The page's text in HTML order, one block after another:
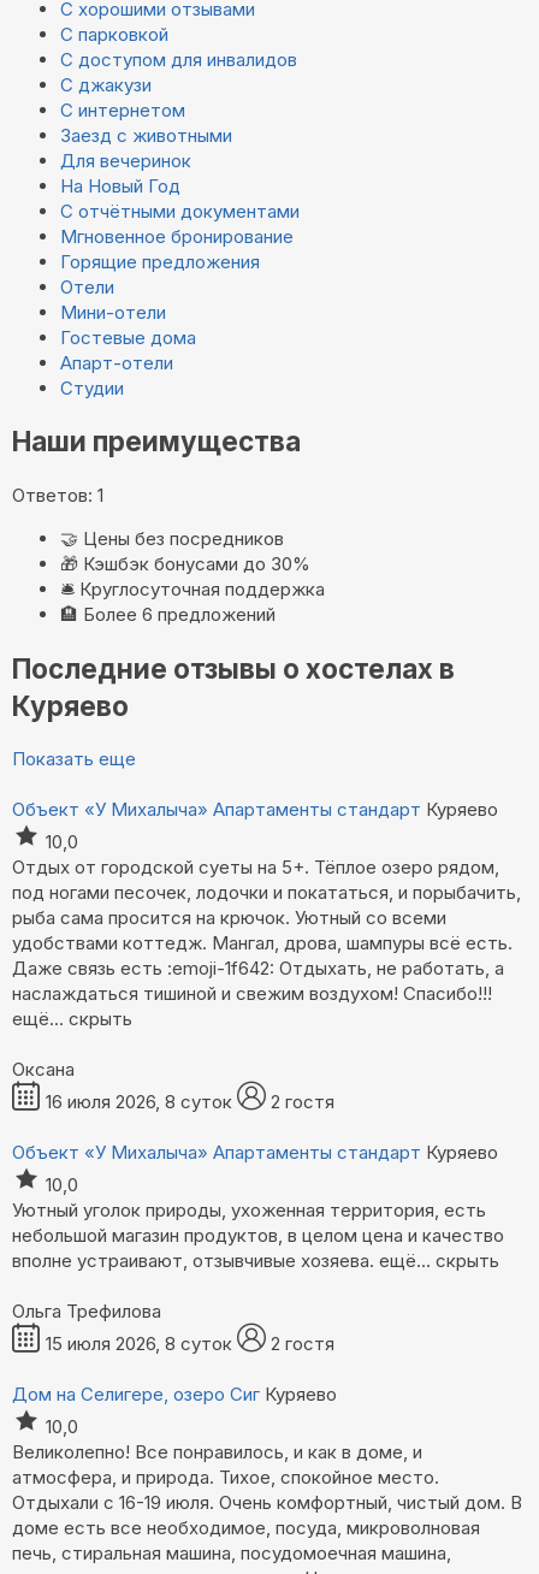
С хорошими отзывами
С парковкой
С доступом для инвалидов
С джакузи
С интернетом
Заезд с животными
Для вечеринок
На Новый Год
С отчётными документами
Мгновенное бронирование
Горящие предложения
Отели
Мини-отели
Гостевые дома
Апарт-отели
Студии
Наши преимущества
Ответов: 1
🤝 Цены без посредников
🎁 Кэшбэк бонусами до 30%
🛎️ Круглосуточная поддержка
🏨 Более 6 предложений
Последние отзывы о хостелах в
Куряево
Показать еще
Объект «У Михалыча» Апартаменты стандарт Куряево
10,0
Отдых от городской суеты на 5+. Тёплое озеро рядом,
под ногами песочек, лодочки и покататься, и порыбачить,
рыба сама просится на крючок. Уютный со всеми
удобствами коттедж. Мангал, дрова, шампуры всё есть.
Даже связь есть :emoji-1f642: Отдыхать, не работать, а
наслаждаться тишиной и свежим воздухом! Спасибо!!!
ещё... скрыть
Оксана
16 июля 2026, 8 суток
2 гостя
Объект «У Михалыча» Апартаменты стандарт Куряево
10,0
Уютный уголок природы, ухоженная территория, есть
небольшой магазин продуктов, в целом цена и качество
вполне устраивают, отзывчивые хозяева. ещё... скрыть
Ольга Трефилова
15 июля 2026, 8 суток
2 гостя
Дом на Селигере, озеро Сиг Куряево
10,0
Великолепно! Все понравилось, и как в доме, и
атмосфера, и природа. Тихое, спокойное место.
Отдыхали с 16-19 июля. Очень комфортный, чистый дом. В
доме есть все необходимое, посуда, микроволновая
печь, стиральная машина, посудомоечная машина,